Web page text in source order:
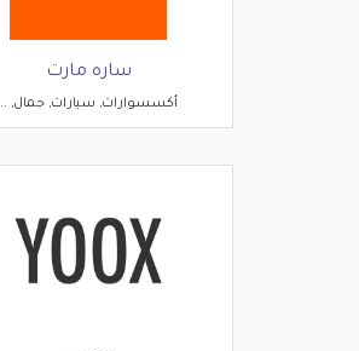
ساره مارت
أكسسوارات, سيارات, جمال, ..